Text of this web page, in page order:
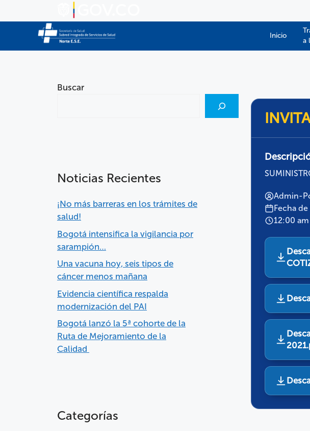
Inicio
a
Admin-
Fecha
12:00 am
Buscar
Noticias Recientes
¡No más barreras en los trámites de
salud!
Bogotá intensifica la vigilancia por
sarampión…
Una vacuna hoy, seis tipos de
cáncer menos mañana
Evidencia científica respalda
modernización del PAI
Bogotá lanzó la 5ª cohorte de la
Ruta de Mejoramiento de la
Calidad
Categorías